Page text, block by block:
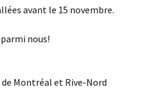
avant le 15 novembre.
nous!
Montréal et Rive-Nord